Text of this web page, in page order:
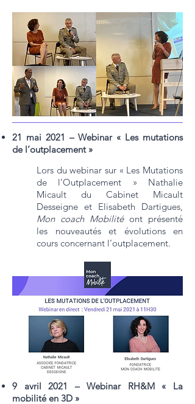
21 mai 2021 – Webinar « Les mutations
de l’outplacement »
Lors du webinar sur « Les Mutations
de l’Outplacement » Nathalie
Micault du Cabinet Micault
Desseigne et Elisabeth Dartigues,
Mon coach Mobilitéont présenté
les nouveautés et évolutions en
cours concernant l’outplacement.
9 avril 2021 – Webinar RH&M « La
mobilité en 3D »